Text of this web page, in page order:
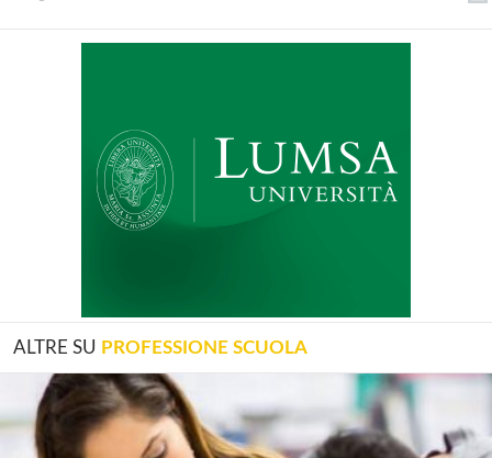
ALTRE SU PROFESSIONE SCUOLA